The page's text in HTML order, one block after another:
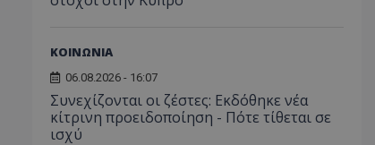
ΚΟΙΝΩΝΙΑ
06.08.2026 - 16:07
Συνεχίζονται οι ζέστες: Εκδόθηκε νέα
κίτρινη προειδοποίηση - Πότε τίθεται σε
ισχύ